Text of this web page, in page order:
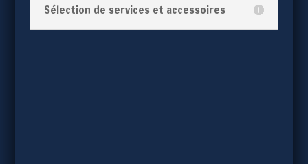
Sélection de services et accessoires